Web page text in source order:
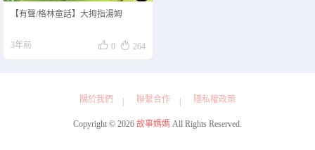
【有聲/格林童話】大拇指湯姆
3年前  0  264
關於我們 聯繫合作 隱私權政策
Copyright © 2026 故事媽媽 All Rights Reserved.